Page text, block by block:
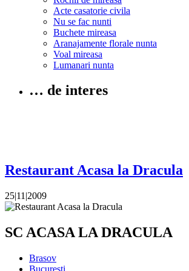
Acte casatorie civila
Nu se fac nunti
Buchete mireasa
Aranajamente florale nunta
Voal mireasa
Lumanari nunta
… de interes
Restaurant Acasa la Dracula
25|11|2009
SC ACASA LA DRACULA
Brasov
Bucuresti